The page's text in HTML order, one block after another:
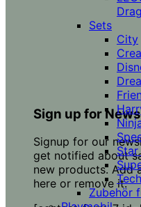
Sign up for
Signup for our
get notified about
new products. Add
here or remove it.
Sets
City
Star
Zubehör